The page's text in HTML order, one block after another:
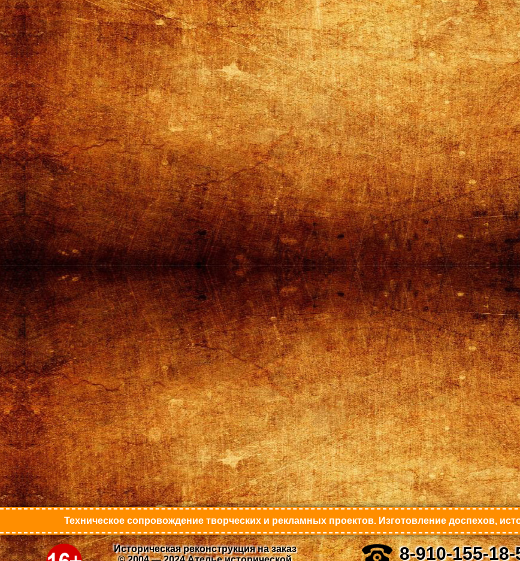
Техническое сопровождение творческих и рекламных проектов. Изготовление доспехов,
Историческая реконструкция на заказ
8-910-155-18-